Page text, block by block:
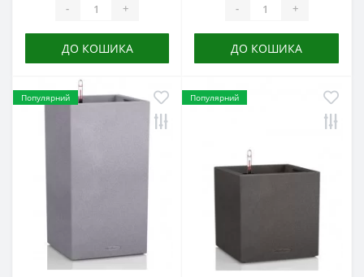
- +
ДО КОШИКА
- +
ДО КОШИКА
Популярний Популярний